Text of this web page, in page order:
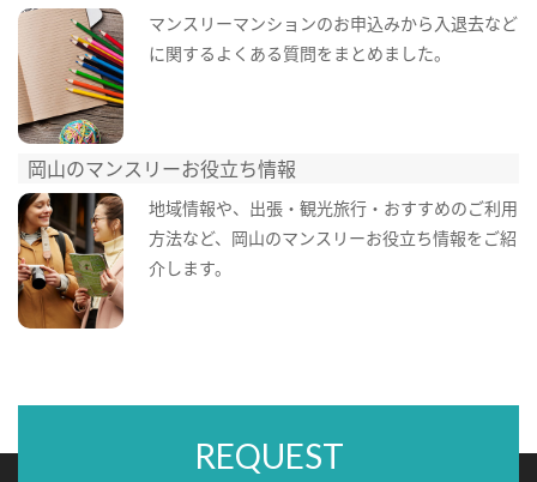
マンスリーマンションのお申込みから入退去など
に関するよくある質問をまとめました。
岡山のマンスリーお役立ち情報
地域情報や、出張・観光旅行・おすすめのご利用
方法など、岡山のマンスリーお役立ち情報をご紹
介します。
REQUEST